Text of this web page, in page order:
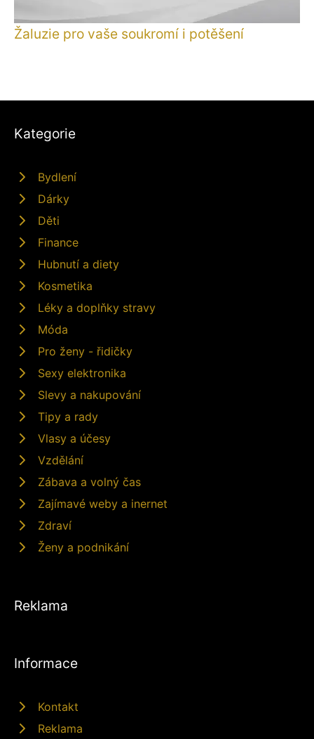
Žaluzie pro vaše soukromí i potěšení
Kategorie
Bydlení
Dárky
Děti
Finance
Hubnutí a diety
Kosmetika
Léky a doplňky stravy
Móda
Pro ženy - řidičky
Sexy elektronika
Slevy a nakupování
Tipy a rady
Vlasy a účesy
Vzdělání
Zábava a volný čas
Zajímavé weby a inernet
Zdraví
Ženy a podnikání
Reklama
Informace
Kontakt
Reklama